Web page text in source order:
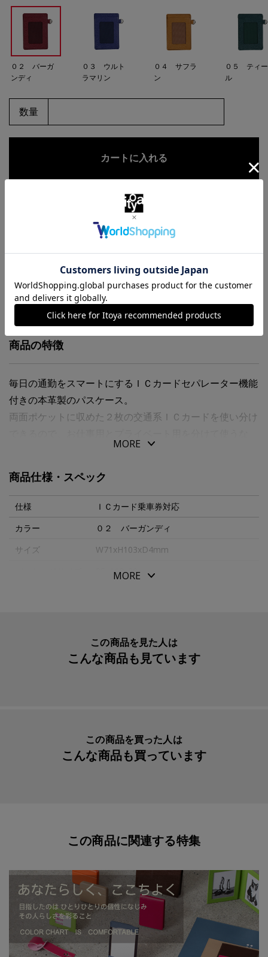
０２ バーガ
ンディ
０３ ウルト
ラマリン
０４ サフラ
ン
０５ ティー
ル
数量
お気に入りに追加
商品・在庫について
返品・交換について
送料について
商品の特徴
毎日の通勤をスマートにするＩＣカードセパレーター機能
付きの本革製のパスケース。
両面ポケットに収めた２枚の交通系ＩＣカードを使い分け
ど、複数の交通ＩＣカードをお持ちの方に便利です。
可能。
このポケットは読み取り機に反応しないセーブポケットな
ので、スキミング対策としても役立ちます。
外側についた２つのポケットに、使用するＩＣカード乗車
MORE
商品仕様・スペック
仕様
ＩＣカード乗車券対応
カラー
０２ バーガンディ
サイズ
W71xH103xD4mm
85x113x20mm
日本
１個
MORE
この商品を見た人は
こんな商品も見ています
この商品を買った人は
こんな商品も買っています
この商品に関連する特集